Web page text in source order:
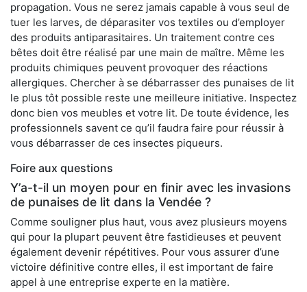
propagation. Vous ne serez jamais capable à vous seul de
tuer les larves, de déparasiter vos textiles ou d’employer
des produits antiparasitaires. Un traitement contre ces
bêtes doit être réalisé par une main de maître. Même les
produits chimiques peuvent provoquer des réactions
allergiques. Chercher à se débarrasser des punaises de lit
le plus tôt possible reste une meilleure initiative. Inspectez
donc bien vos meubles et votre lit. De toute évidence, les
professionnels savent ce qu’il faudra faire pour réussir à
vous débarrasser de ces insectes piqueurs.
Foire aux questions
Y’a-t-il un moyen pour en finir avec les invasions
de punaises de lit dans la Vendée ?
Comme souligner plus haut, vous avez plusieurs moyens
qui pour la plupart peuvent être fastidieuses et peuvent
également devenir répétitives. Pour vous assurer d’une
victoire définitive contre elles, il est important de faire
appel à une entreprise experte en la matière.